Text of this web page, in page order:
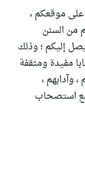
موقعكم ،
من السنن
إليكم ؛ وذلك
مفيدة ومثقفة
وآدابهم ،
مع استصحاب